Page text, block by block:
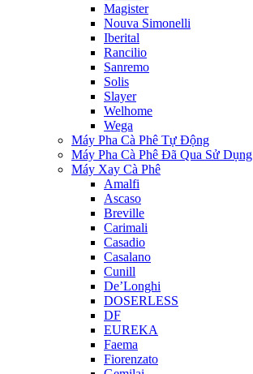
Magister
Nouva Simonelli
Iberital
Rancilio
Sanremo
Solis
Slayer
Welhome
Wega
Máy Pha Cà Phê Tự Động
Máy Pha Cà Phê Đã Qua Sử Dụng
Máy Xay Cà Phê
Amalfi
Ascaso
Breville
Carimali
Casadio
Casalano
Cunill
De’Longhi
DOSERLESS
DF
EUREKA
Faema
Fiorenzato